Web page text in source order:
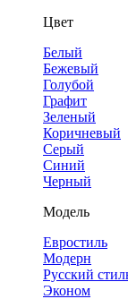
Цвет
Белый
Бежевый
Голубой
Графит
Зеленый
Коричневый
Серый
Синий
Черный
Модель
Евростиль
Модерн
Русский
Эконом